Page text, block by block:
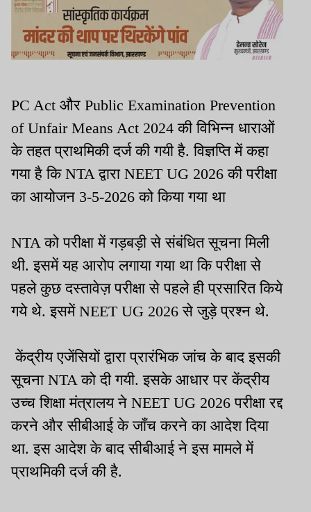
PC Act और Public Examination Prevention
of Unfair Means Act 2024 की विभिन्न धाराओं
के तहत प्राथमिकी दर्ज की गयी है. विज्ञप्ति में कहा
गया है कि NTA द्वारा NEET UG 2026 की परीक्षा
का आयोजन 3-5-2026 को किया गया था
NTA को परीक्षा में गड़बड़ी से संबंधित सूचना मिली
थी. इसमें यह आरोप लगाया गया था कि परीक्षा से
पहले कुछ दस्तावेज़ परीक्षा से पहले ही प्रसारित किये
गये थे. इसमें NEET UG 2026 से जुड़े प्रश्न थे.
केंद्रीय एजेंसियों द्वारा प्रारंभिक जांच के बाद इसकी
सूचना NTA को दी गयी. इसके आधार पर केंद्रीय
उच्च शिक्षा मंत्रालय ने NEET UG 2026 परीक्षा रद्द
करने और सीबीआई के जाँच करने का आदेश दिया
था. इस आदेश के बाद सीबीआई ने इस मामले में
प्राथमिकी दर्ज की है.